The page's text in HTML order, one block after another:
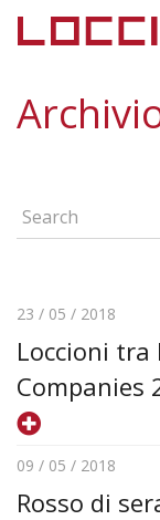
23 / 05 / 2018
Loccioni tra
Companies
09 / 05 / 2018
Rosso di